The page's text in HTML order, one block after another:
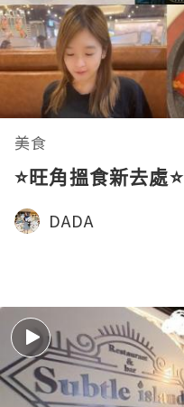
美食
⭐旺角搵食新去處⭐
DADA